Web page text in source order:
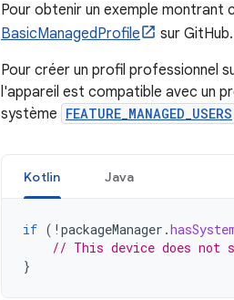
Pour obtenir un exemple montrant
BasicManagedProfile
sur GitHub.
Pour créer un profil professionnel
l'appareil est compatible avec un
système FEATURE_MANAGED_USERS
Kotlin Java
if ( ! packageManager .
// This device does not
}